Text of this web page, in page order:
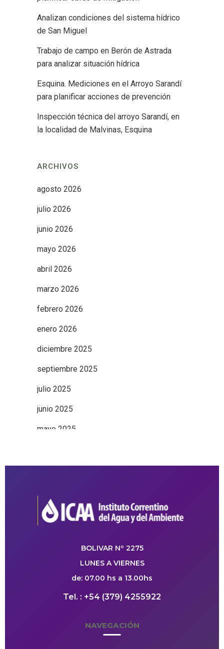
Analizan condiciones del sistema hídrico
de San Miguel
Trabajo de campo en Berón de Astrada
para analizar situación hídrica
Esquina. Mediciones en el Arroyo Sarandí
para planificar acciones de prevención
Inspección técnica del arroyo Sarandí, en
la localidad de Malvinas, Esquina
ARCHIVOS
agosto 2026
julio 2026
junio 2026
mayo 2026
abril 2026
marzo 2026
febrero 2026
enero 2026
diciembre 2025
septiembre 2025
julio 2025
junio 2025
mayo 2025
BOLIVAR Nº 2275
LUNES A VIERNES
de: 07.00 hs a 13.00hs
Tel. : +54 (379) 4255922
NAVEGACIÓN